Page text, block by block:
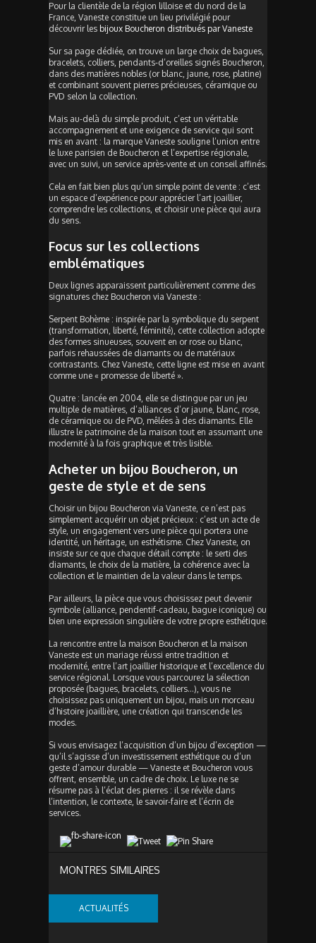
Pour la clientèle de la région lilloise et du nord de la
France, Vaneste constitue un lieu privilégié pour
découvrir les bijoux Boucheron distribués par Vaneste
Sur sa page dédiée, on trouve un large choix de bagues,
bracelets, colliers, pendants-d’oreilles signés Boucheron,
dans des matières nobles (or blanc, jaune, rose, platine)
et combinant souvent pierres précieuses, céramique ou
PVD selon la collection.
Mais au-delà du simple produit, c’est un véritable
accompagnement et une exigence de service qui sont
mis en avant : la marque Vaneste souligne l’union entre
le luxe parisien de Boucheron et l’expertise régionale,
avec un suivi, un service après-vente et un conseil affinés.
Cela en fait bien plus qu’un simple point de vente : c’est
un espace d’expérience pour apprécier l’art joaillier,
comprendre les collections, et choisir une pièce qui aura
du sens.
Focus sur les collections
emblématiques
Deux lignes apparaissent particulièrement comme des
signatures chez Boucheron via Vaneste :
Serpent Bohème : inspirée par la symbolique du serpent
(transformation, liberté, féminité), cette collection adopte
des formes sinueuses, souvent en or rose ou blanc,
parfois rehaussées de diamants ou de matériaux
contrastants. Chez Vaneste, cette ligne est mise en avant
comme une « promesse de liberté ».
Quatre : lancée en 2004, elle se distingue par un jeu
multiple de matières, d’alliances d’or jaune, blanc, rose,
de céramique ou de PVD, mêlées à des diamants. Elle
illustre le patrimoine de la maison tout en assumant une
modernité à la fois graphique et très lisible.
Acheter un bijou Boucheron, un
geste de style et de sens
Choisir un bijou Boucheron via Vaneste, ce n’est pas
simplement acquérir un objet précieux : c’est un acte de
style, un engagement vers une pièce qui portera une
identité, un héritage, un esthétisme. Chez Vaneste, on
insiste sur ce que chaque détail compte : le serti des
diamants, le choix de la matière, la cohérence avec la
collection et le maintien de la valeur dans le temps.
Par ailleurs, la pièce que vous choisissez peut devenir
symbole (alliance, pendentif-cadeau, bague iconique) ou
bien une expression singulière de votre propre esthétique.
La rencontre entre la maison Boucheron et la maison
Vaneste est un mariage réussi entre tradition et
modernité, entre l’art joaillier historique et l’excellence du
service régional. Lorsque vous parcourez la sélection
proposée (bagues, bracelets, colliers…), vous ne
choisissez pas uniquement un bijou, mais un morceau
d’histoire joaillière, une création qui transcende les
modes.
Si vous envisagez l’acquisition d’un bijou d’exception —
qu’il s’agisse d’un investissement esthétique ou d’un
geste d’amour durable — Vaneste et Boucheron vous
offrent, ensemble, un cadre de choix. Le luxe ne se
résume pas à l’éclat des pierres : il se révèle dans
l’intention, le contexte, le savoir-faire et l’écrin de
services.
MONTRES SIMILAIRES
ACTUALITÉS